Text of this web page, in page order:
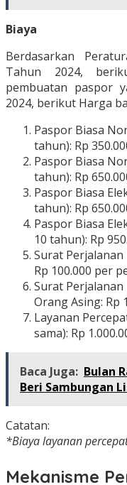
Biaya
Berdasarkan
Tahun 2024,
pembuatan paspor
2024, berikut Harga
Paspor Biasa
tahun): Rp
Paspor Biasa
tahun): Rp
Paspor Biasa
tahun): Rp
Paspor Biasa
10 tahun): Rp
Surat Perjalanan
Rp 100.000 per
Surat Perjalanan
Orang Asing: Rp
Layanan
sama): Rp
Baca Juga: Bulan
Beri Sambungan
Catatan:
*Biaya layanan
Mekanisme